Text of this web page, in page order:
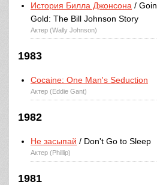
История Билла Джонсона /
Gold: The Bill Johnson Story
Актер (Wally Johnson)
1983
Cocaine: One Man's Seduction
Актер (Eddie Gant)
1982
Не засыпай / Don't Go to Sleep
Актер (Phillip)
1981